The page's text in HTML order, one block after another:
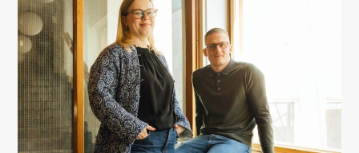
LUE LISÄÄ